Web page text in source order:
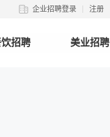
企业招聘登录 注册
招聘 美业招聘